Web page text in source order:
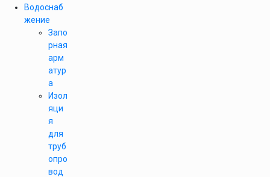
Водоснаб
жение
Запо
рная
арм
атур
а
Изол
яци
я
для
труб
опро
вод